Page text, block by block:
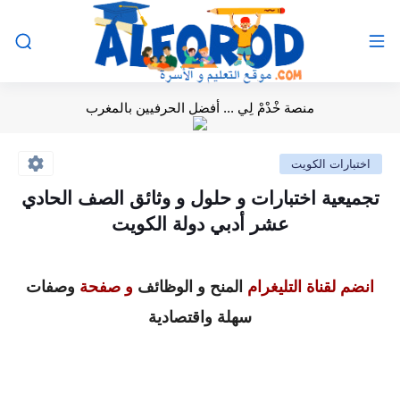
منصة خْدْمْ لِي ... أفضل الحرفيين بالمغرب
اختبارات الكويت
تجميعية اختبارات و حلول و وثائق الصف الحادي
عشر أدبي دولة الكويت
انضم لقناة التليغرام المنح و الوظائف و صفحة وصفات
سهلة واقتصادية